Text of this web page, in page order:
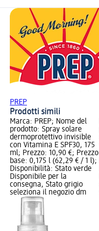
PREP
Prodotti simili
Marca: PREP; Nome del
prodotto: Spray solare
dermoprotettivo invisible
con Vitamina E SPF30, 175
ml; Prezzo: 10,90 €; Prezzo
base: 0,175 l (62,29 € / 1 l);
Disponibilità: Stato verde
Disponibile per la
consegna, Stato grigio
seleziona il negozio dm